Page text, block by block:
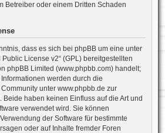
Betreiber oder einem Dritten Schaden
dass es sich bei phpBB um eine unter
Public License v2“ (GPL) bereitgestellten
phpBB Limited (www.phpbb.com) handelt;
werden durch die
unter www.phpbb.de zur
Beide haben keinen Einfluss auf die Art und
verwendet wird. Sie können
der Software für bestimmte
oder auf Inhalte fremder Foren